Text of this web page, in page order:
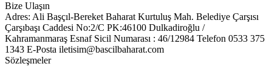
Bize Ulaşın
Adres: Ali Başçıl-Bereket Baharat Kurtuluş Mah. Belediye Çarşısı
Çarşıbaşı Caddesi No:2/C PK:46100 Dulkadiroğlu /
Kahramanmaraş Esnaf Sicil Numarası : 46/12984 Telefon 0533 375
1343 E-Posta iletisim@bascilbaharat.com
Sözleşmeler